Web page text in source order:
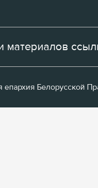
материалов
Белорусской